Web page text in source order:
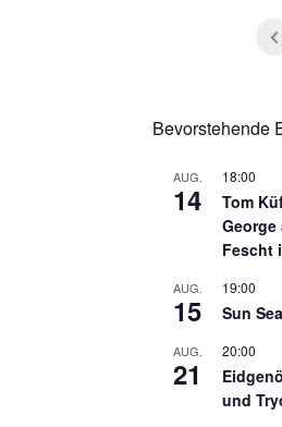
Bevorstehende
AUG.
14
18:00
Tom
George
Fescht
AUG.
15
19:00
Sun
AUG.
21
20:00
und